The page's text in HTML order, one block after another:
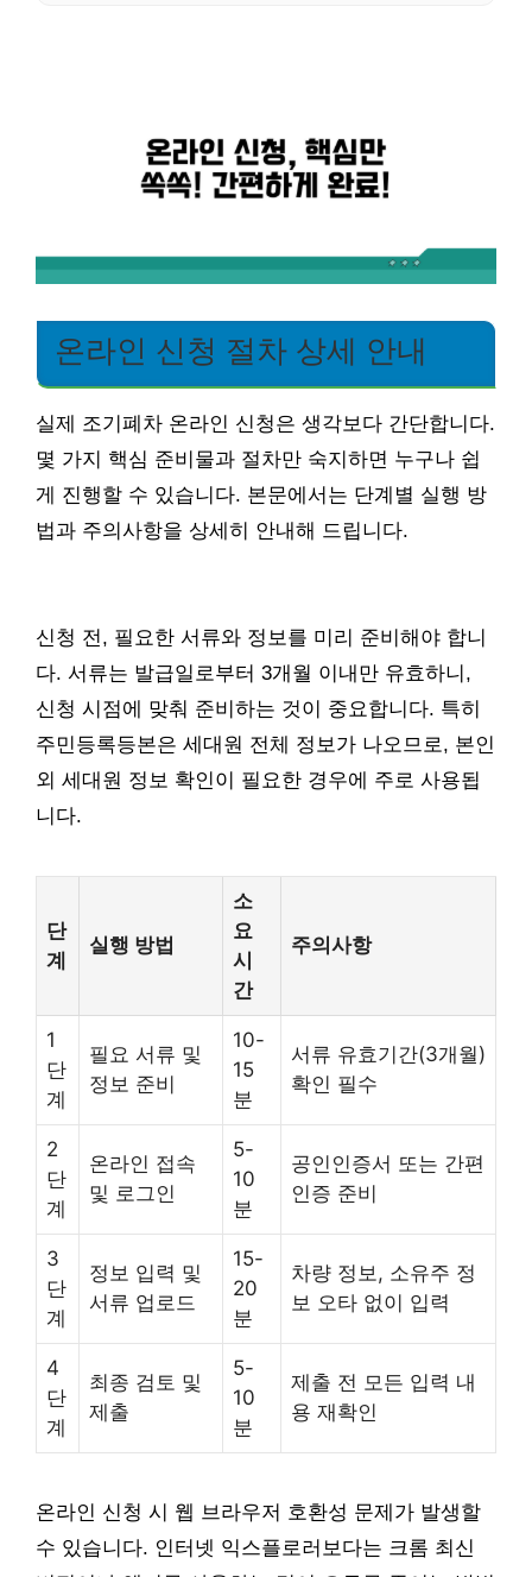
온라인 신청 절차 상세 안내
실제 조기폐차 온라인 신청은 생각보다 간단합니다.
몇 가지 핵심 준비물과 절차만 숙지하면 누구나 쉽
게 진행할 수 있습니다. 본문에서는 단계별 실행 방
법과 주의사항을 상세히 안내해 드립니다.
신청 전, 필요한 서류와 정보를 미리 준비해야 합니
다. 서류는 발급일로부터 3개월 이내만 유효하니,
신청 시점에 맞춰 준비하는 것이 중요합니다. 특히
주민등록등본은 세대원 전체 정보가 나오므로, 본인
외 세대원 정보 확인이 필요한 경우에 주로 사용됩
니다.
단
계
실행 방법
소
요
시
간
주의사항
1
단
계
필요 서류 및
정보 준비
10-
15
분
서류 유효기간(3개월)
확인 필수
2
단
계
온라인 접속
및 로그인
5-
10
분
공인인증서 또는 간편
인증 준비
3
단
계
정보 입력 및
서류 업로드
15-
20
분
차량 정보, 소유주 정
보 오타 없이 입력
4
단
계
최종 검토 및
제출
5-
10
분
제출 전 모든 입력 내
용 재확인
온라인 신청 시 웹 브라우저 호환성 문제가 발생할
수 있습니다. 인터넷 익스플로러보다는 크롬 최신